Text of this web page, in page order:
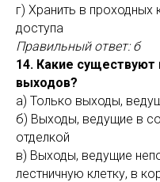
г) Хранить в
доступа
Правильный ответ: б
14. Какие
выходов?
а) Только выходы,
б) Выходы, ведущие в
отделкой
в) Выходы, ведущие
лестничную клетку, в